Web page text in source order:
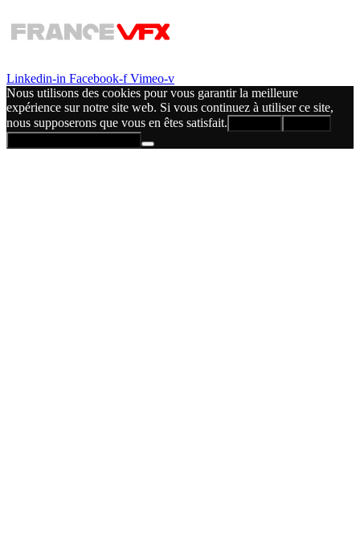
Linkedin-in Facebook-f Vimeo-v
Nous utilisons des cookies pour vous garantir la meilleure
expérience sur notre site web. Si vous continuez à utiliser ce site,
nous supposerons que vous en êtes satisfait.